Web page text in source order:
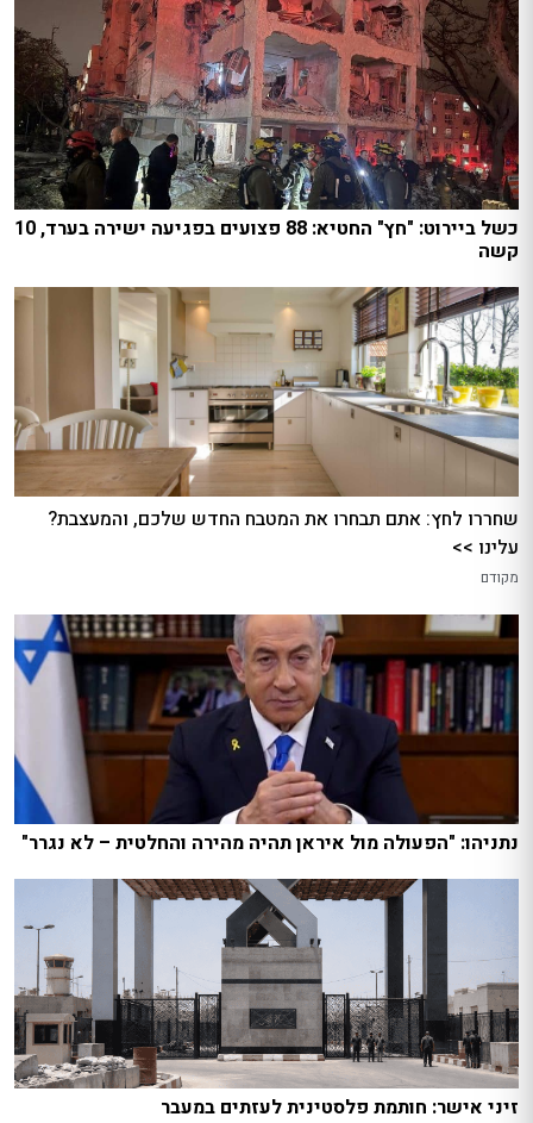
כשל ביירוט: "חץ" החטיא: 88 פצועים בפגיעה ישירה בערד, 10
קשה
שחררו לחץ: אתם תבחרו את המטבח החדש שלכם, והמעצבת?
עלינו >>
מקודם
נתניהו: "הפעולה מול איראן תהיה מהירה והחלטית – לא נגרר"
זיני אישר: חותמת פלסטינית לעזתים במעבר